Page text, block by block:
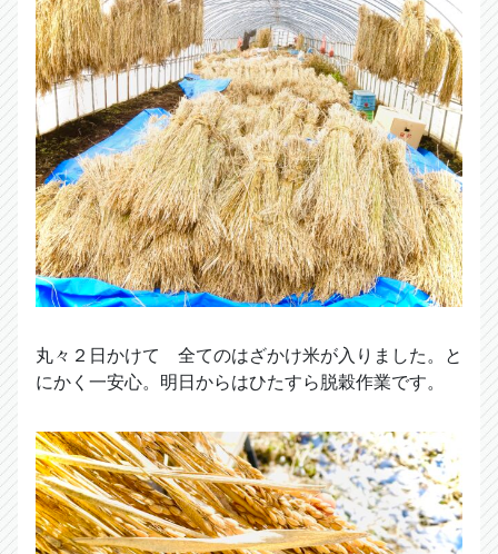
丸々２日かけて 全てのはざかけ米が入りました。と
にかく一安心。明日からはひたすら脱穀作業です。